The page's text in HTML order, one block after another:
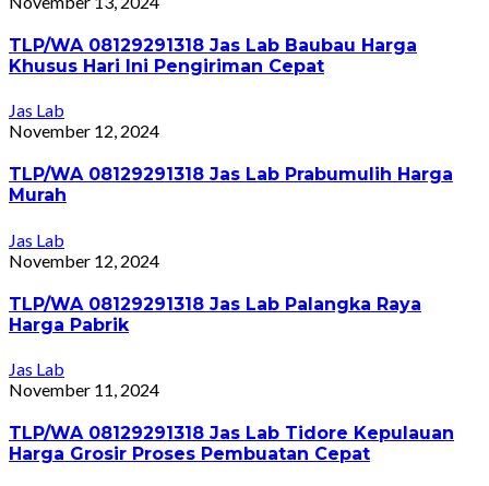
TLP/WA 08129291318 Jas Lab Baubau Harga
Khusus Hari Ini Pengiriman Cepat
Jas Lab
November 12, 2024
TLP/WA 08129291318 Jas Lab Prabumulih Harga
Murah
Jas Lab
November 12, 2024
TLP/WA 08129291318 Jas Lab Palangka Raya
Harga Pabrik
Jas Lab
November 11, 2024
TLP/WA 08129291318 Jas Lab Tidore Kepulauan
Harga Grosir Proses Pembuatan Cepat